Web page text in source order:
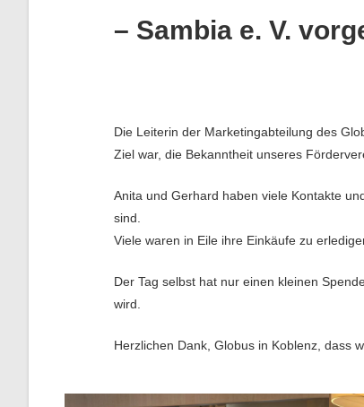
– Sambia e. V.
Die Leiterin der Marketingabteilung des
Ziel war, die Bekanntheit unseres
Anita und Gerhard haben viele Kontakte
sind.
Viele waren in Eile ihre Einkäufe zu
Der Tag selbst hat nur einen kleinen
wird.
Herzlichen Dank, Globus in Koblenz, dass